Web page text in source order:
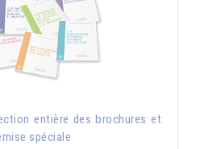
entière des brochures et
spéciale